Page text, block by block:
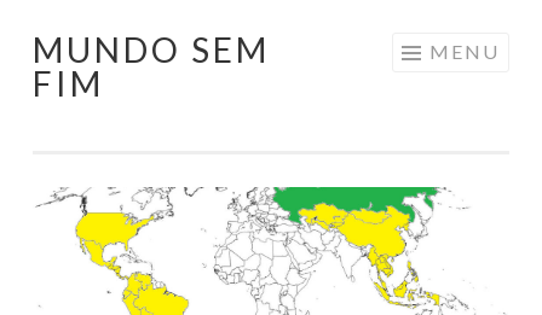
Pular
para
MUNDO SEM
FIM
MENU